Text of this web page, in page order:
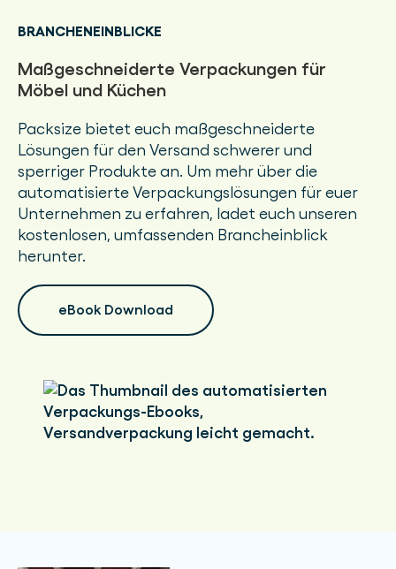
BRANCHENEINBLICKE
Maßgeschneiderte Verpackungen für
Möbel und Küchen
Packsize bietet euch maßgeschneiderte
Lösungen für den Versand schwerer und
sperriger Produkte an. Um mehr über die
automatisierte Verpackungslösungen für euer
Unternehmen zu erfahren, ladet euch unseren
kostenlosen, umfassenden Brancheinblick
herunter.
eBook Download